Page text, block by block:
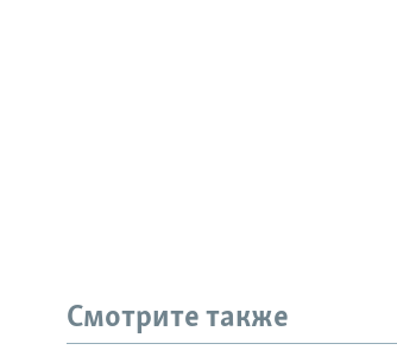
Смотрите также